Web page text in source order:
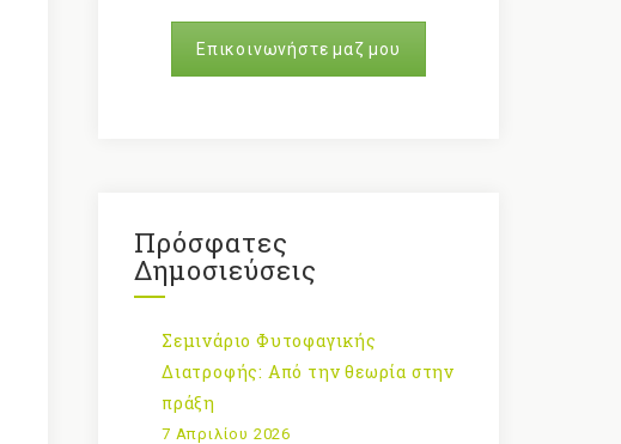
Επικοινωνήστε μαζ μου
Πρόσφατες
Δημοσιεύσεις
Σεμινάριο Φυτοφαγικής
Διατροφής: Από την θεωρία στην
πράξη
7 Απριλίου 2026